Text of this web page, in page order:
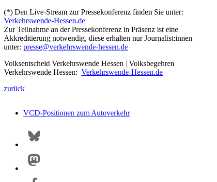
(*) Den Live-Stream zur Pressekonferenz finden Sie unter:
Verkehrswende-Hessen.de
Zur Teilnahme an der Pressekonferenz in Präsenz ist eine
Akkreditierung notwendig, diese erhalten nur Journalist:innen
unter: presse@verkehrswende-hessen.de
Volksentscheid Verkehrswende Hessen | Volksbegehren
Verkehrswende Hessen: Verkehrswende-Hessen.de
zurück
VCD-Positionen zum Autoverkehr